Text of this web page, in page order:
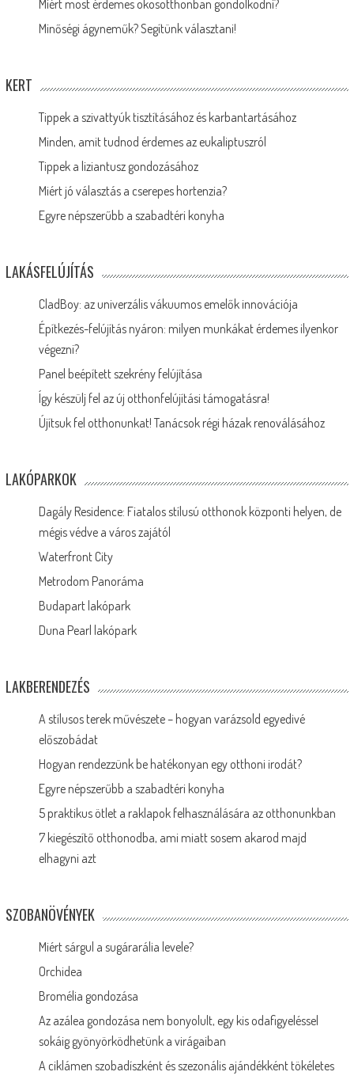
Miért most érdemes okosotthonban gondolkodni?
Minőségi ágyneműk? Segítünk választani!
KERT
Tippek a szivattyúk tisztításához és karbantartásához
Minden, amit tudnod érdemes az eukaliptuszról
Tippek a liziantusz gondozásához
Miért jó választás a cserepes hortenzia?
Egyre népszerűbb a szabadtéri konyha
LAKÁSFELÚJÍTÁS
CladBoy: az univerzális vákuumos emelők innovációja
Építkezés-felújítás nyáron: milyen munkákat érdemes ilyenkor
végezni?
Panel beépített szekrény felújítása
Így készülj fel az új otthonfelújítási támogatásra!
Újítsuk fel otthonunkat! Tanácsok régi házak renoválásához
LAKÓPARKOK
Dagály Residence: Fiatalos stílusú otthonok központi helyen, de
mégis védve a város zajától
Waterfront City
Metrodom Panoráma
Budapart lakópark
Duna Pearl lakópark
LAKBERENDEZÉS
A stílusos terek művészete – hogyan varázsold egyedivé
előszobádat
Hogyan rendezzünk be hatékonyan egy otthoni irodát?
Egyre népszerűbb a szabadtéri konyha
5 praktikus ötlet a raklapok felhasználására az otthonunkban
7 kiegészítő otthonodba, ami miatt sosem akarod majd
elhagyni azt
SZOBANÖVÉNYEK
Miért sárgul a sugárarália levele?
Orchidea
Bromélia gondozása
Az azálea gondozása nem bonyolult, egy kis odafigyeléssel
sokáig gyönyörködhetünk a virágaiban
A ciklámen szobadíszként és szezonális ajándékként tökéletes